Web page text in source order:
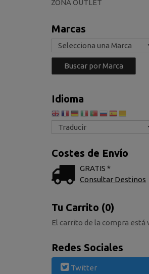
ZONA OUTLET
Marcas
Idioma
Costes de Envío
GRATIS *
Consultar Destinos
Tu Carrito (0)
El carrito de la compra está
Redes Sociales
Twitter